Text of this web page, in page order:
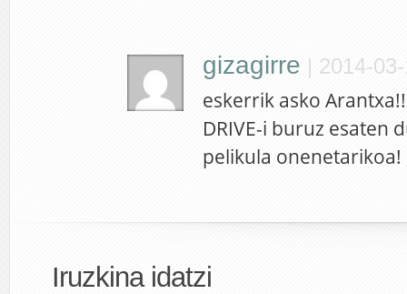
gizagirre | 2014-
eskerrik asko
DRIVE-i buruz esaten
pelikula onenetarikoa!
Iruzkina idatzi